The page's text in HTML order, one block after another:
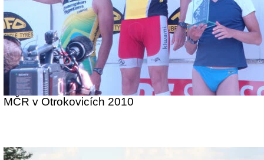
MČR v Otrokovicích 2010